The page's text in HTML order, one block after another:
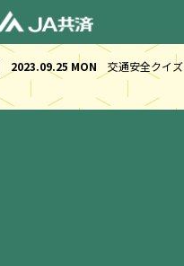
2023.09.25 MON 交通安全クイズ